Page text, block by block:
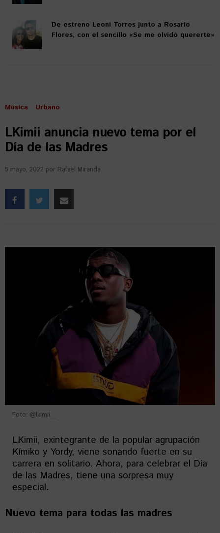
De estreno Leoni Torres junto a Rosario
Flores, con el sencillo «Se me olvidó quererte»
Música Urbano
LKimii anuncia nuevo tema por el
Día de las Madres
5 mayo, 2022 por Rafael Miranda
Foto: @lkimii__
LKimii, exintegrante de la popular agrupación
Kímiko y Yordy, viene sonando fuerte en su
carrera en solitario. Ahora, para celebrar el Día
de las Madres, tiene una sorpresa muy
especial.
Nuevo tema para todas las madres